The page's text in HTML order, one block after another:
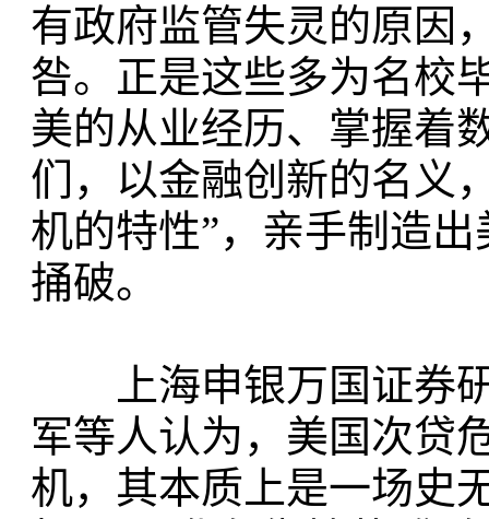
有政府监管失灵的原因
咎。正是这些多为名校
美的从业经历、掌握着
们，以金融创新的名义
机的特性”，亲手制造
捅破。
上海申银万国证券研
军等人认为，美国次贷
机，其本质上是一场史